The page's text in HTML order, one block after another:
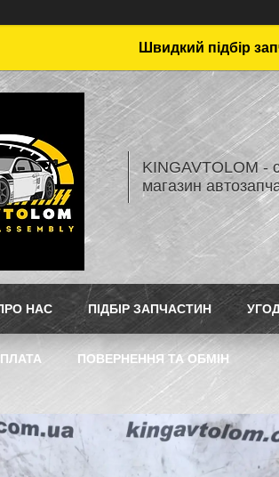
Швидкий підбір
KINGAVTOLOM -
магазин
НАС ПІДБІР ЗАПЧАСТИН
ПОВЕРНЕННЯ ТА ОБМІН